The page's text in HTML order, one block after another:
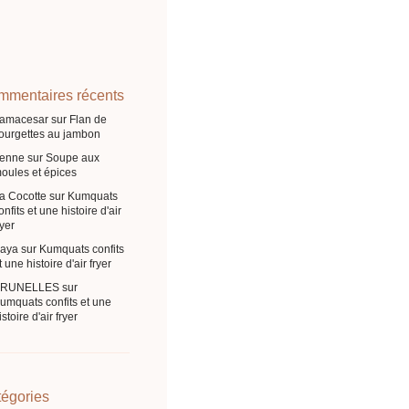
récents
sur Flan de
au jambon
sur Soupe aux
et épices
Cocotte sur Kumquats
et une histoire d'air
sur Kumquats confits
une histoire d'air fryer
sur
confits et une
d'air fryer